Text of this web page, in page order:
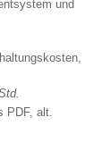
und
PDF, alt.